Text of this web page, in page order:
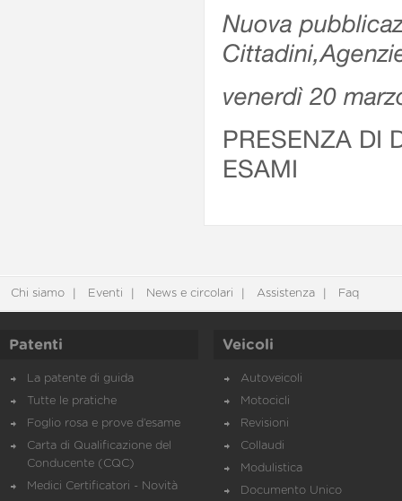
Nuova
venerdì 20
PRESENZA DI
ESAMI
Chi siamo Eventi News e circolari Assistenza Faq
Patenti
La patente di guida
Tutte le pratiche
Foglio rosa e prove d’esame
Carta di Qualificazione del
Conducente (CQC)
Medici Certificatori - Novità
Veicoli
Autoveicoli
Motocicli
Revisioni
Collaudi
Modulistica
Documento Unico